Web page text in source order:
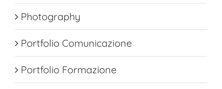
Photography
Portfolio Comunicazione
Portfolio Formazione